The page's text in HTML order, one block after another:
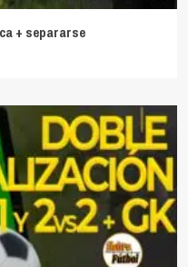
+ separarse